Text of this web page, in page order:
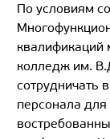
По условиям
квалификаций
колледж им.
сотрудничать
персонала